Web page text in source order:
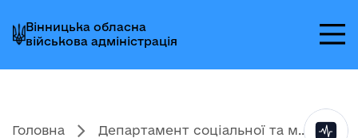
до
головного
меню
до
головного
вмісту
до
головного
колонтитула
Вінницька обласна
військова адміністрація
Головна
Департамент соціальної та м...